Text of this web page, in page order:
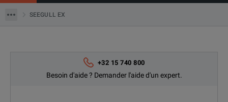
SEEGULL EX
+32 15 740 800
Besoin d'aide ? Demander l'aide d'un expert.